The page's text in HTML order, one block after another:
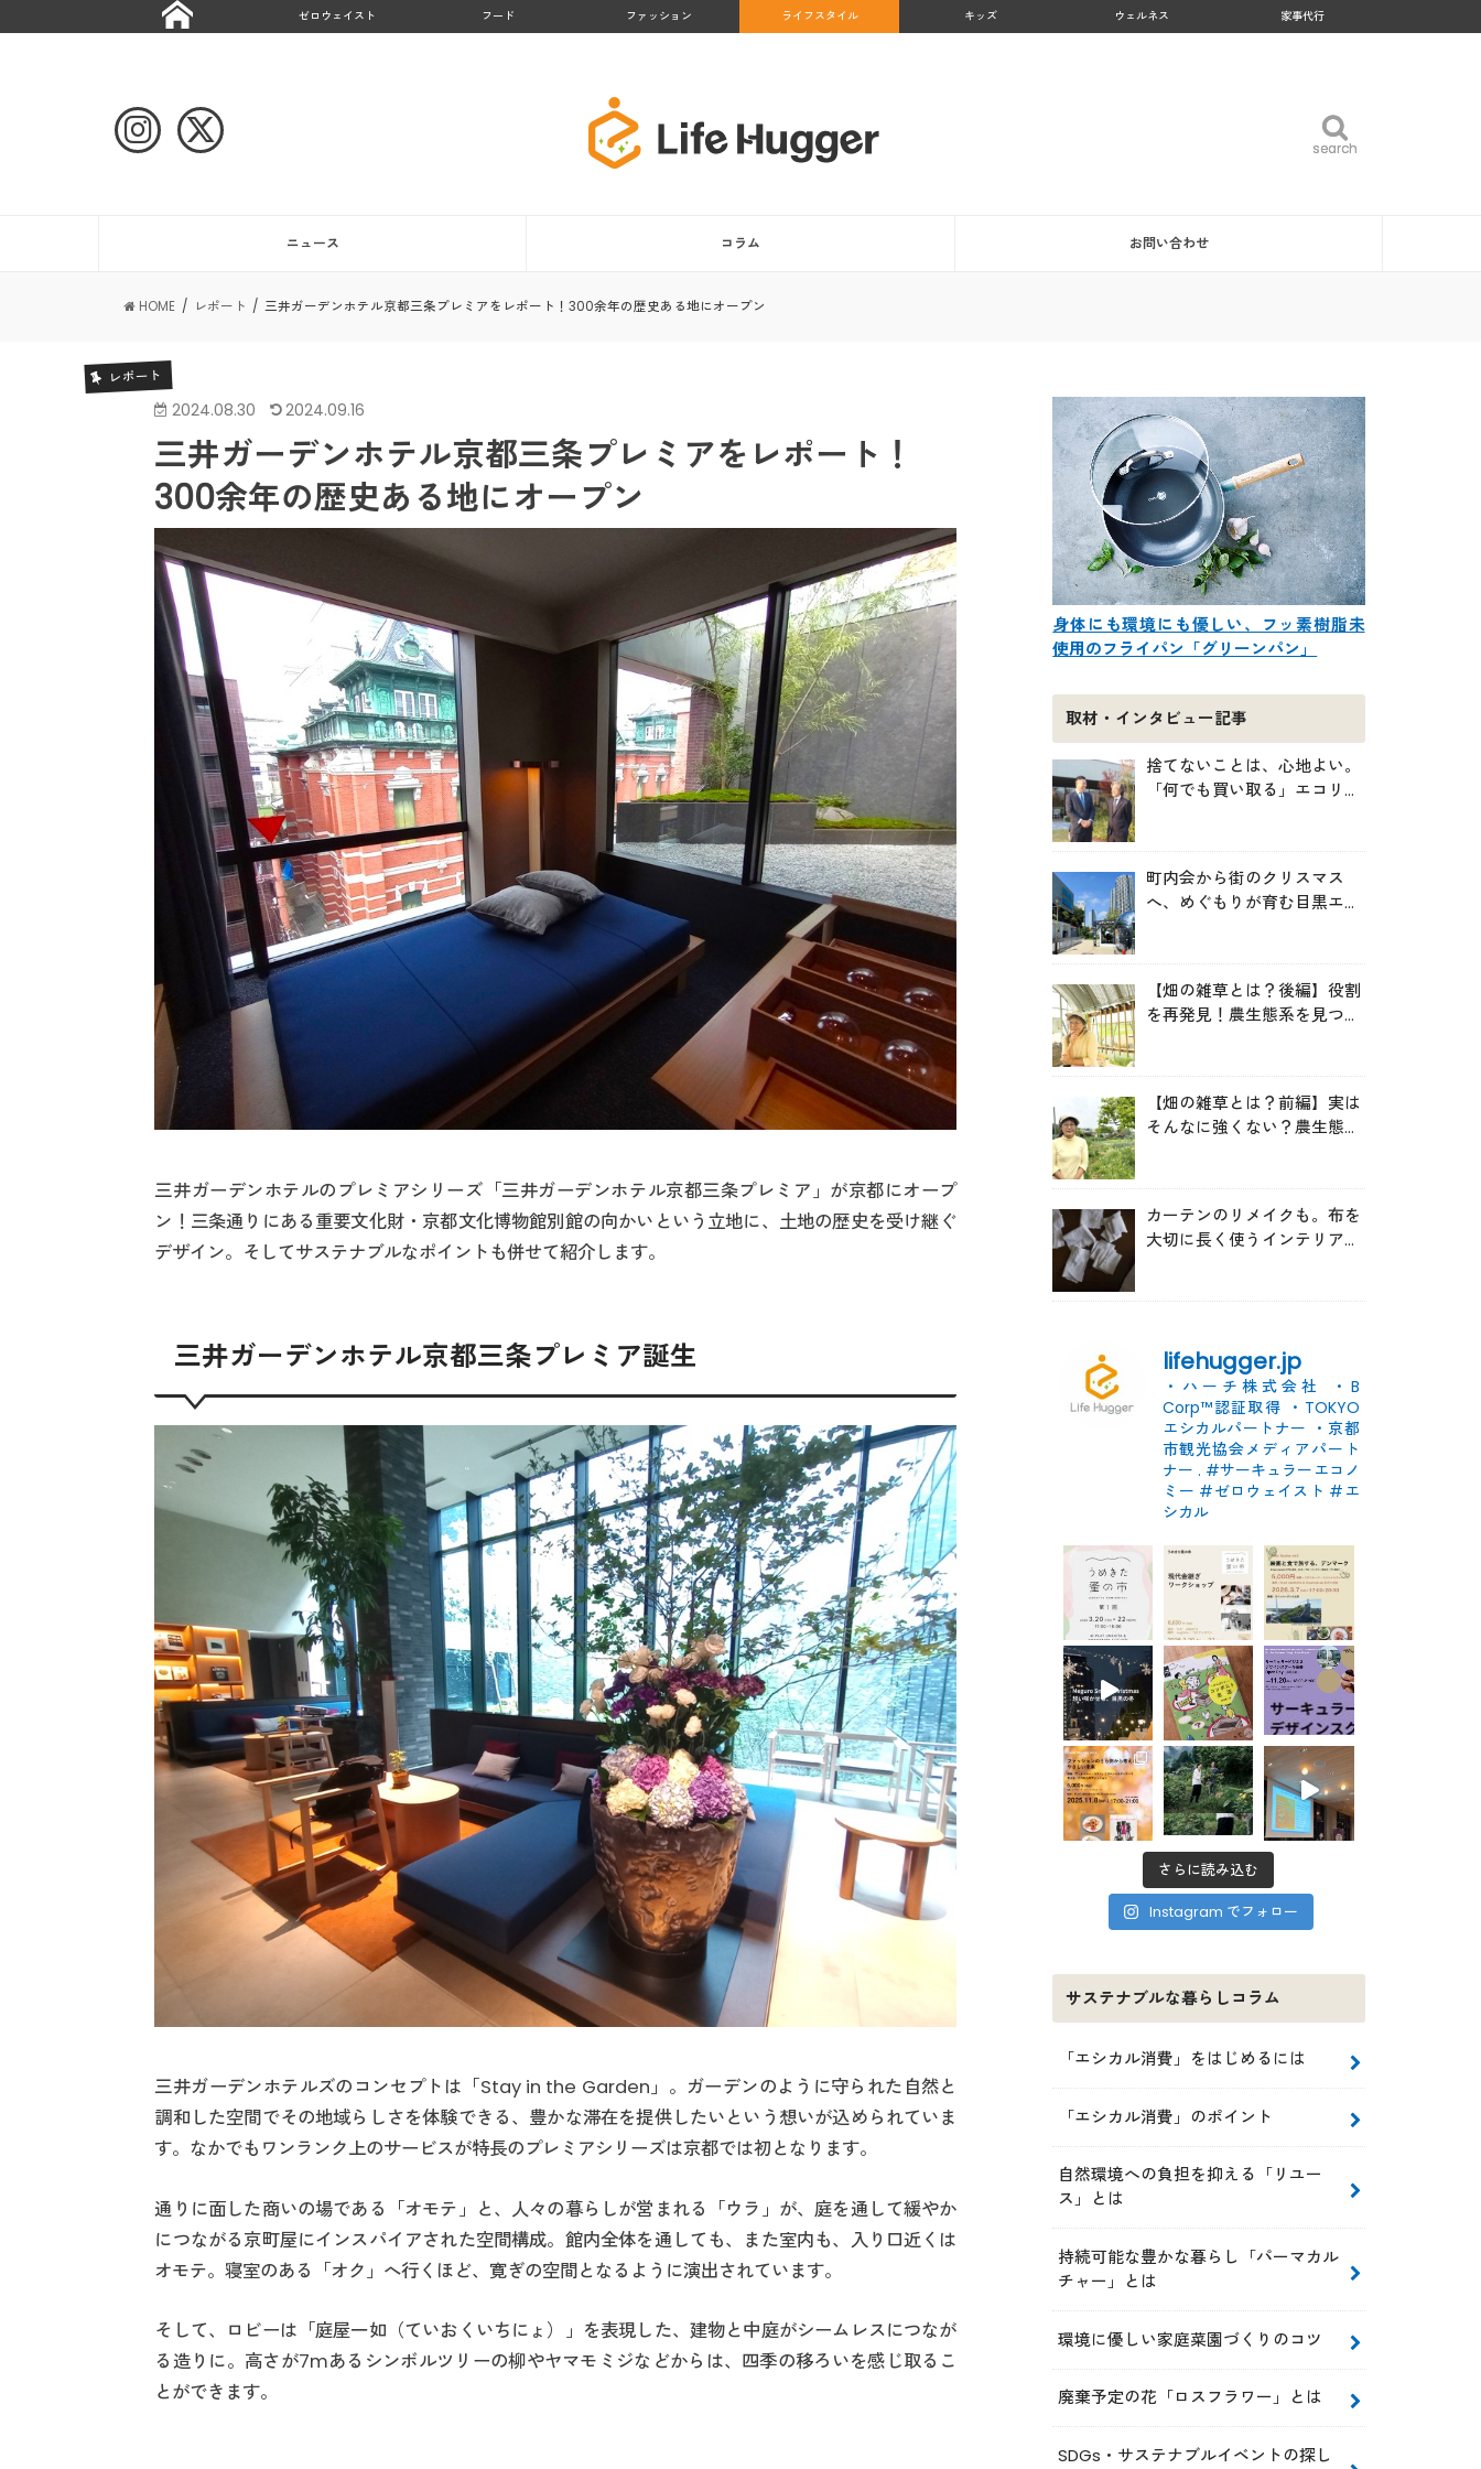
ゼロウェイスト フード ファッション ライフスタイル キッズ ウェルネス 家事代行
search
search
ニュース コラム お問い合わせ
HOME レポート 三井ガーデンホテル京都三条プレミアをレポート！300余年の歴史ある地にオープン
レポート
2024.08.30 2024.09.16
三井ガーデンホテル京都三条プレミアをレポート！
300余年の歴史ある地にオープン
三井ガーデンホテルのプレミアシリーズ「三井ガーデンホテル京都三条プレミア」が京都にオープ
ン！三条通りにある重要文化財・京都文化博物館別館の向かいという立地に、土地の歴史を受け継ぐ
デザイン。そしてサステナブルなポイントも併せて紹介します。
三井ガーデンホテル京都三条プレミア誕生
三井ガーデンホテルズのコンセプトは「Stay in the Garden」。ガーデンのように守られた自然と
調和した空間でその地域らしさを体験できる、豊かな滞在を提供したいという想いが込められていま
す。なかでもワンランク上のサービスが特長のプレミアシリーズは京都では初となります。
通りに面した商いの場である「オモテ」と、人々の暮らしが営まれる「ウラ」が、庭を通して緩やか
につながる京町屋にインスパイアされた空間構成。館内全体を通しても、また室内も、入り口近くは
オモテ。寝室のある「オク」へ行くほど、寛ぎの空間となるように演出されています。
そして、ロビーは「庭屋一如（ていおくいちにょ）」を表現した、建物と中庭がシームレスにつなが
る造りに。高さが7mあるシンボルツリーの柳やヤマモミジなどからは、四季の移ろいを感じ取るこ
とができます。
身体にも環境にも優しい、フッ素樹脂未
使用のフライパン「グリーンパン」
取材・インタビュー記事
捨てないことは、心地よい。
「何でも買い取る」エコリン
町内会から街のクリスマス
へ、めぐもりが育む目黒エリ
【畑の雑草とは？後編】役割
を再発見！農生態系を見つめ
【畑の雑草とは？前編】実は
そんなに強くない？農生態系
カーテンのリメイクも。布を
大切に長く使うインテリアの
lifehugger.jp
・ハーチ株式会社
・B
Corp™認証取得 ・TOKYO
エシカルパートナー ・京都
市観光協会メディアパート
ナー . #サーキュラーエコノ
ミー #ゼロウェイスト #エ
シカル
さらに読み込む
Instagram でフォロー
サステナブルな暮らしコラム
「エシカル消費」をはじめるには
「エシカル消費」のポイント
自然環境への負担を抑える「リユー
ス」とは
持続可能な豊かな暮らし「パーマカル
チャー」とは
環境に優しい家庭菜園づくりのコツ
廃棄予定の花「ロスフラワー」とは
SDGs・サステナブルイベントの探し